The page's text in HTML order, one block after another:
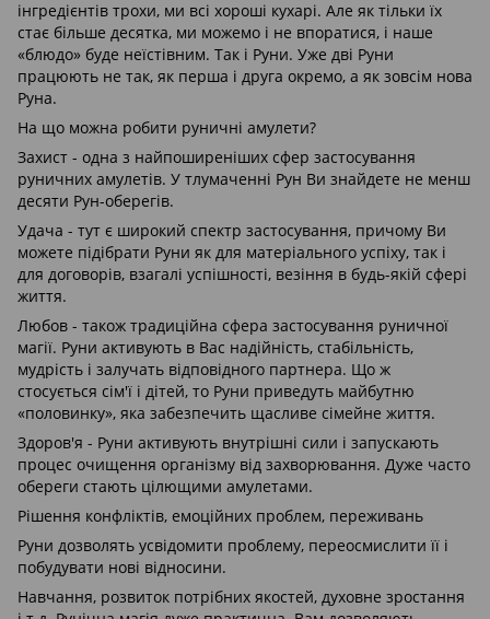
інгредієнтів трохи, ми всі хороші кухарі. Але як тільки їх
стає більше десятка, ми можемо і не впоратися, і наше
«блюдо» буде неїстівним. Так і Руни. Уже дві Руни
працюють не так, як перша і друга окремо, а як зовсім нова
Руна.
На що можна робити руничні амулети?
Захист - одна з найпоширеніших сфер застосування
руничних амулетів. У тлумаченні Рун Ви знайдете не менш
десяти Рун-оберегів.
Удача - тут є широкий спектр застосування, причому Ви
можете підібрати Руни як для матеріального успіху, так і
для договорів, взагалі успішності, везіння в будь-якій сфері
життя.
Любов - також традиційна сфера застосування руничної
магії. Руни активують в Вас надійність, стабільність,
мудрість і залучать відповідного партнера. Що ж
стосується сім'ї і дітей, то Руни приведуть майбутню
«половинку», яка забезпечить щасливе сімейне життя.
Здоров'я - Руни активують внутрішні сили і запускають
процес очищення організму від захворювання. Дуже часто
обереги стають цілющими амулетами.
Рішення конфліктів, емоційних проблем, переживань
Руни дозволять усвідомити проблему, переосмислити її і
побудувати нові відносини.
Навчання, розвиток потрібних якостей, духовне зростання